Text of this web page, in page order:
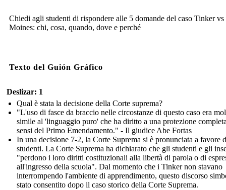
Chiedi agli studenti di rispondere alle 5 domande del caso Tinker vs
Moines: chi, cosa, quando, dove e perché
Texto del Guión Gráfico
Deslizar: 1
Qual è stata la decisione della Corte suprema?
"L'uso di fasce da braccio nelle circostanze di questo caso era
simile al 'linguaggio puro' che ha diritto a una protezione
sensi del Primo Emendamento." - Il giudice Abe Fortas
In una decisione 7-2, la Corte Suprema si è pronunciata a favore
studenti. La Corte Suprema ha dichiarato che gli studenti e gli
"perdono i loro diritti costituzionali alla libertà di parola o di
all'ingresso della scuola". Dal momento che i Tinker non stavano
interrompendo l'ambiente di apprendimento, questo discorso
stato consentito dopo il caso storico della Corte Suprema.